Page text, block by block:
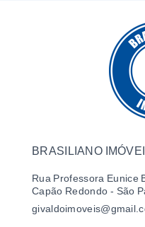
BRASILIANO
Rua Professora Eunice
Capão Redondo - São